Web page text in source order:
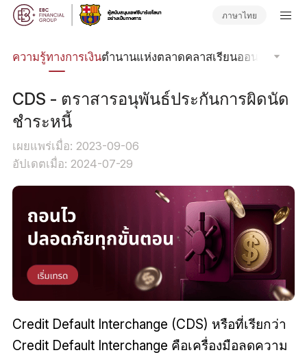
ภาษาไทย
ความรู้ทางการเงินตำนานแห่งตลาดคลาสเรียนออนไลน์โฟกั
CDS - ตราสารอนุพันธ์ประกันการผิดนัด
ชำระหนี้
เผยแพร่เมื่อ: 2023-09-06
อัปเดตเมื่อ: 2024-07-29
Credit Default Interchange (CDS) หรือที่เรียกว่า
Credit Default Interchange คือเครื่องมือลดความ